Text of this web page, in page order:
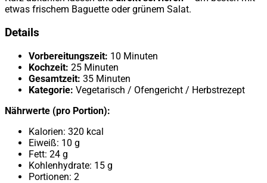
etwas frischem Baguette oder grünem Salat.
Details
Vorbereitungszeit: 10 Minuten
Kochzeit: 25 Minuten
Gesamtzeit: 35 Minuten
Kategorie: Vegetarisch / Ofengericht / Herbstrezept
Nährwerte (pro Portion):
Kalorien: 320 kcal
Eiweiß: 10 g
Fett: 24 g
Kohlenhydrate: 15 g
Portionen: 2